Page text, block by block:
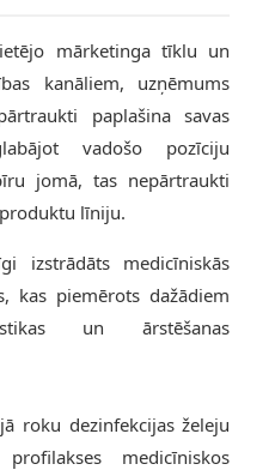
mārketinga tīklu un
kanāliem, uzņēmums
paplašina savas
vadošo pozīciju
jomā, tas nepārtraukti
līniju.
izstrādāts medicīniskās
kas piemērots dažādiem
un ārstēšanas
roku dezinfekcijas želeju
medicīniskos